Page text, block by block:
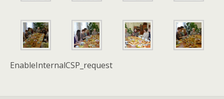
EnableInternalCSP_request